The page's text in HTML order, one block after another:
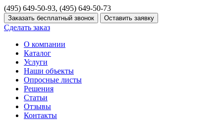
(495) 649-50-93, (495) 649-50-73
Сделать заказ
О компании
Каталог
Услуги
Наши объекты
Опросные листы
Решения
Статьи
Отзывы
Контакты